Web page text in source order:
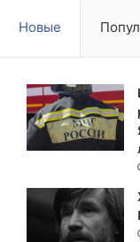
на
бобслей
Новые